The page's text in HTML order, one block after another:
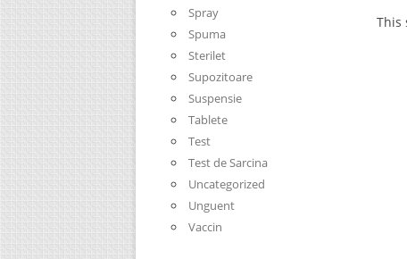
This
Spray
Spuma
Sterilet
Supozitoare
Suspensie
Tablete
Test
Test de Sarcina
Uncategorized
Unguent
Vaccin